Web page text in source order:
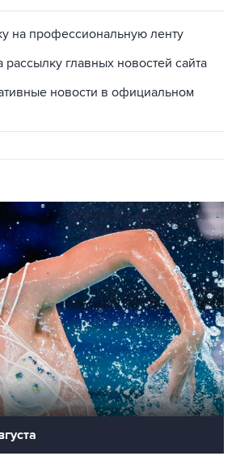
на профессиональную ленту
рассылку главных новостей сайта
новости в официальном